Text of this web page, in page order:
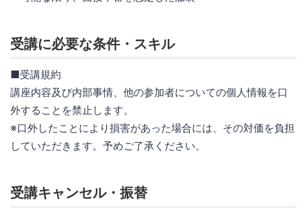
受講に必要な条件・スキル
■受講規約
講座内容及び内部事情、他の参加者についての個人情報を口
外することを禁止します。
※口外したことにより損害があった場合には、その対価を負担
していただきます。予めご了承ください。
受講キャンセル・振替